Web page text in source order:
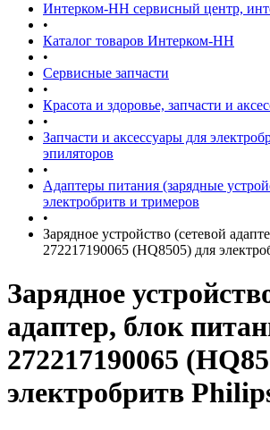
Интерком-НН сервисный центр,
•
Каталог товаров Интерком-НН
•
Сервисные запчасти
•
Красота и здоровье, запчасти и
•
Запчасти и аксессуары для
эпиляторов
•
Адаптеры питания (зарядные
электробритв и тримеров
•
Зарядное устройство (сетевой
272217190065 (HQ8505) для
Зарядное
адаптер, блок
272217190065
электробритв